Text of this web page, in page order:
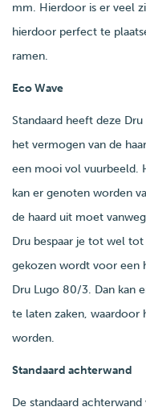
mm. Hierdoor is er veel
hierdoor perfect te
ramen.
Eco Wave
Standaard heeft deze
het vermogen van de
een mooi vol vuurbeeld.
kan er genoten worden
de haard uit moet
Dru bespaar je tot wel
gekozen wordt voor een
Dru Lugo 80/3. Dan kan
te laten zaken, waardoor
worden.
Standaard achterwand
De standaard